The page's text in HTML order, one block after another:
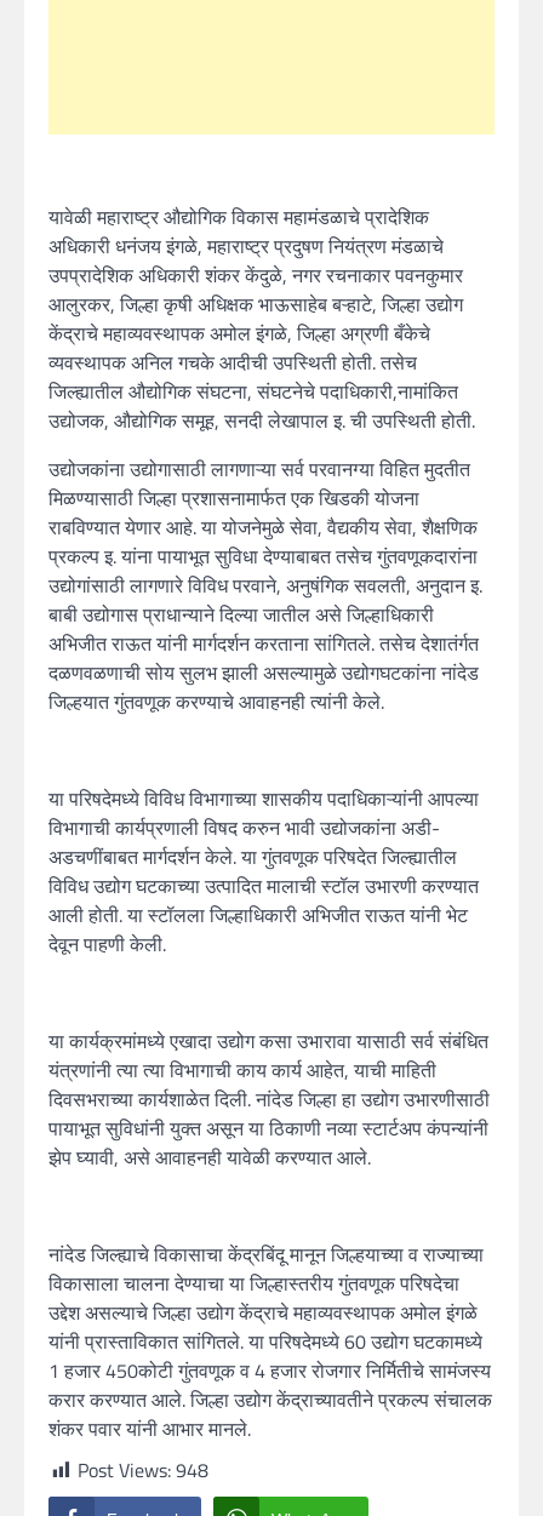
यावेळी महाराष्ट्र औद्योगिक विकास महामंडळाचे प्रादेशिक
अधिकारी धनंजय इंगळे, महाराष्ट्र प्रदुषण नियंत्रण मंडळाचे
उपप्रादेशिक अधिकारी शंकर केंदुळे, नगर रचनाकार पवनकुमार
आलुरकर, जिल्हा कृषी अधिक्षक भाऊसाहेब बऱ्हाटे, जिल्हा उद्योग
केंद्राचे महाव्यवस्थापक अमोल इंगळे, जिल्हा अग्रणी बँकेचे
व्यवस्थापक अनिल गचके आदीची उपस्थिती होती. तसेच
जिल्ह्यातील औद्योगिक संघटना, संघटनेचे पदाधिकारी,नामांकित
उद्योजक, औद्योगिक समूह, सनदी लेखापाल इ. ची उपस्थिती होती.
उद्योजकांना उद्योगासाठी लागणाऱ्या सर्व परवानग्या विहित मुदतीत
मिळण्यासाठी जिल्हा प्रशासनामार्फत एक खिडकी योजना
राबविण्यात येणार आहे. या योजनेमुळे सेवा, वैद्यकीय सेवा, शैक्षणिक
प्रकल्प इ. यांना पायाभूत सुविधा देण्याबाबत तसेच गुंतवणूकदारांना
उद्योगांसाठी लागणारे विविध परवाने, अनुषंगिक सवलती, अनुदान इ.
बाबी उद्योगास प्राधान्याने दिल्या जातील असे जिल्हाधिकारी
अभिजीत राऊत यांनी मार्गदर्शन करताना सांगितले. तसेच देशातंर्गत
दळणवळणाची सोय सुलभ झाली असल्यामुळे उद्योगघटकांना नांदेड
जिल्हयात गुंतवणूक करण्याचे आवाहनही त्यांनी केले.
या परिषदेमध्ये विविध विभागाच्या शासकीय पदाधिकाऱ्यांनी आपल्या
विभागाची कार्यप्रणाली विषद करुन भावी उद्योजकांना अडी-
अडचणींबाबत मार्गदर्शन केले. या गुंतवणूक परिषदेत जिल्ह्यातील
विविध उद्योग घटकाच्या उत्पादित मालाची स्टॉल उभारणी करण्यात
आली होती. या स्टॉलला जिल्हाधिकारी अभिजीत राऊत यांनी भेट
देवून पाहणी केली.
या कार्यक्रमांमध्ये एखादा उद्योग कसा उभारावा यासाठी सर्व संबंधित
यंत्रणांनी त्या त्या विभागाची काय कार्य आहेत, याची माहिती
दिवसभराच्या कार्यशाळेत दिली. नांदेड जिल्हा हा उद्योग उभारणीसाठी
पायाभूत सुविधांनी युक्त असून या ठिकाणी नव्या स्टार्टअप कंपन्यांनी
झेप घ्यावी, असे आवाहनही यावेळी करण्यात आले.
नांदेड जिल्ह्याचे विकासाचा केंद्रबिंदू मानून जिल्हयाच्या व राज्याच्या
विकासाला चालना देण्याचा या जिल्हास्तरीय गुंतवणूक परिषदेचा
उद्देश असल्याचे जिल्हा उद्योग केंद्राचे महाव्यवस्थापक अमोल इंगळे
यांनी प्रास्ताविकात सांगितले. या परिषदेमध्ये 60 उद्योग घटकामध्ये
1 हजार 450कोटी गुंतवणूक व 4 हजार रोजगार निर्मितीचे सामंजस्य
करार करण्यात आले. जिल्हा उद्योग केंद्राच्यावतीने प्रकल्प संचालक
शंकर पवार यांनी आभार मानले.
Post Views:948